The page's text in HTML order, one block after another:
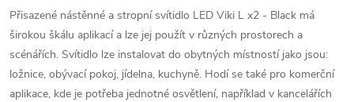
Přisazené nástěnné a stropní svítidlo LED Viki L x2 - Black má
širokou škálu aplikací a lze jej použít v různých prostorech a
scénářích. Svítidlo lze instalovat do obytných místností jako jsou:
ložnice, obývací pokoj, jídelna, kuchyně. Hodí se také pro komerční
aplikace, kde je potřeba jednotné osvětlení, například v kancelářích